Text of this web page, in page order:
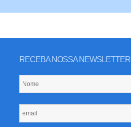
RECEBA NOSSA NEWSLETTER